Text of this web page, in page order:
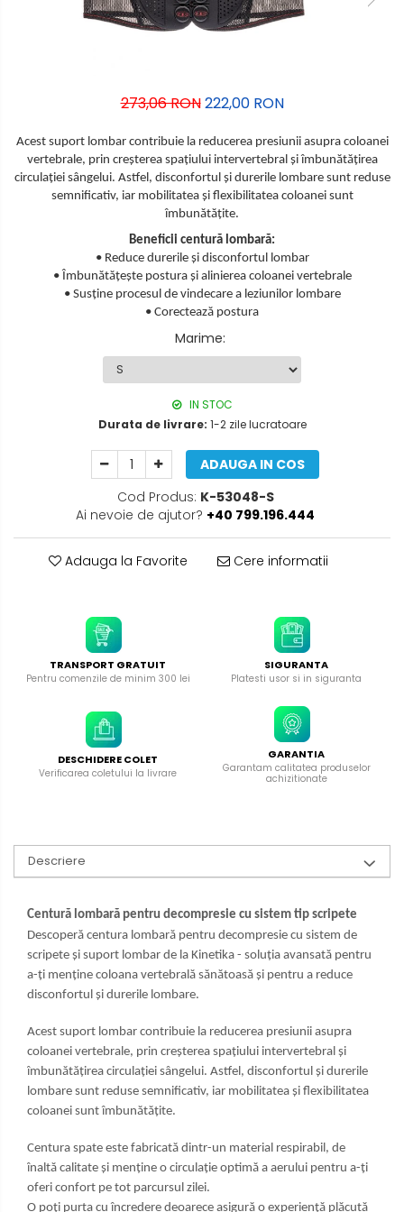
273,06 RON222,00 RON
Acest suport lombar contribuie la reducerea presiunii asupra coloanei
vertebrale, prin creșterea spațiului intervertebral și îmbunătățirea
circulației sângelui. Astfel, disconfortul și durerile lombare sunt reduse
semnificativ, iar mobilitatea și flexibilitatea coloanei sunt
îmbunătățite.
Beneficii centură lombară:
• Reduce durerile și disconfortul lombar
• Îmbunătățește postura și alinierea coloanei vertebrale
• Susține procesul de vindecare a leziunilor lombare
• Corectează postura
Marime:
IN STOC
Durata de livrare: 1-2 zile lucratoare
ADAUGA IN COS
Cod Produs: K-53048-S
Ai nevoie de ajutor? +40 799.196.444
Adauga la Favorite Cere informatii
TRANSPORT GRATUIT
Pentru comenzile de minim 300 lei
SIGURANTA
Platesti usor si in siguranta
DESCHIDERE COLET
Verificarea coletului la livrare
GARANTIA
Garantam calitatea produselor
achizitionate
Descriere
Centură lombară pentru decompresie cu sistem tip scripete
Descoperă centura lombară pentru decompresie cu sistem de
scripete și suport lombar de la Kinetika - soluția avansată pentru
a-ți menține coloana vertebrală sănătoasă și pentru a reduce
disconfortul și durerile lombare.
Acest suport lombar contribuie la reducerea presiunii asupra
coloanei vertebrale, prin creșterea spațiului intervertebral și
îmbunătățirea circulației sângelui. Astfel, disconfortul și durerile
lombare sunt reduse semnificativ, iar mobilitatea și flexibilitatea
coloanei sunt îmbunătățite.
Centura spate este fabricată dintr-un material respirabil, de
înaltă calitate și menține o circulație optimă a aerului pentru a-ți
oferi confort pe tot parcursul zilei.
O poți purta cu încredere deoarece asigură o experiență plăcută